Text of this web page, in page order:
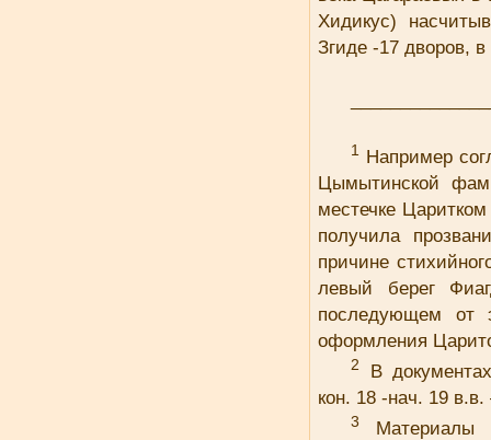
Хидикус)
Згиде -17 дворов,
1 Например
Цымытинской
местечке
получила
причине
левый берег
последующем от
оформления
2
В
кон. 18 -нач. 19
3
Материалы